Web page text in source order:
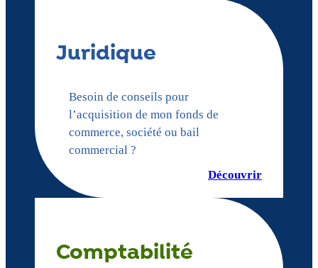
Juridique
Besoin de conseils pour
l’acquisition de mon fonds de
commerce, société ou bail
commercial ?
Découvrir
Comptabilité